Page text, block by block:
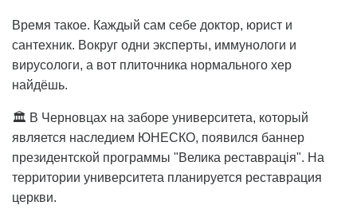
Время такое. Каждый сам себе доктор, юрист и
сантехник. Вокруг одни эксперты, иммунологи и
вирусологи, а вот плиточника нормального хер
найдёшь.
🏛️ В Черновцах на заборе университета, который
является наследием ЮНЕСКО, появился баннер
президентской программы "Велика реставрація". На
территории университета планируется реставрация
церкви.